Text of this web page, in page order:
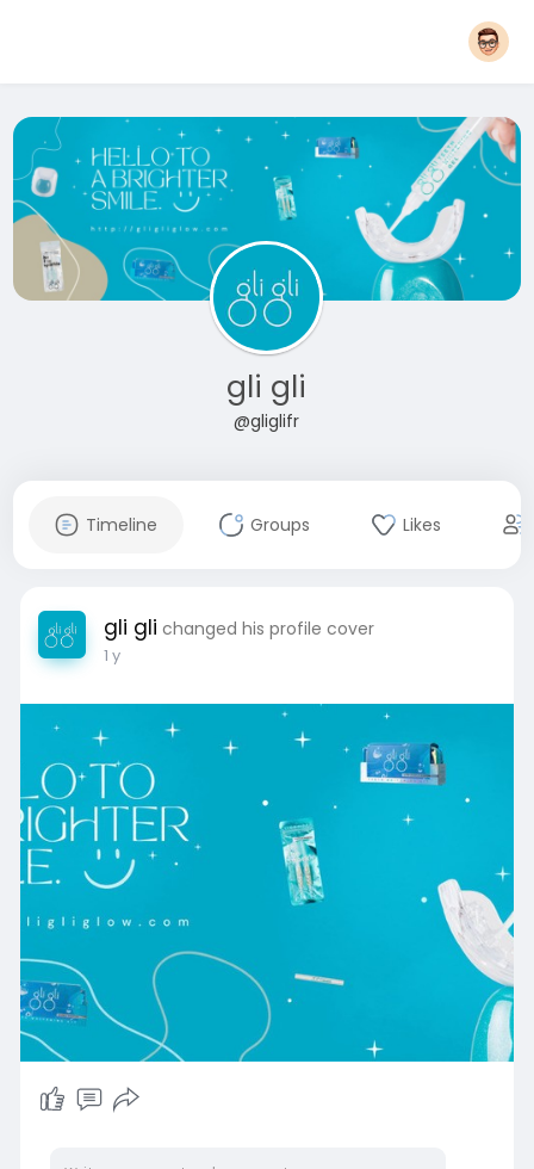
gli gli
@gliglifr
Timeline Groups Likes
gli gli changed his profile cover
1 y